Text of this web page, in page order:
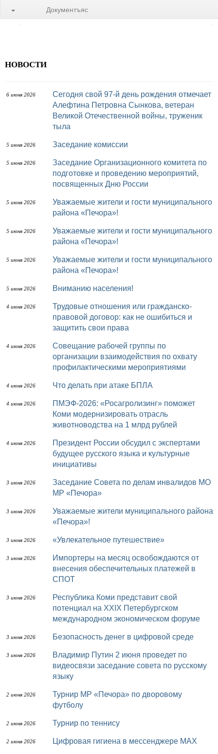
Документъяс
НОВОСТИ
6 июня 2026
Сегодня свой 97-й день рождения отмечает
Алефтина Петровна Сынкова, ветеран
Великой Отечественной войны, труженик
тыла
5 июня 2026 Заседание комиссии
5 июня 2026
Заседание Организационного комитета по
подготовке и проведению мероприятий,
посвященных Дню России
5 июня 2026
Уважаемые жители и гости муниципального
района «Печора»!
5 июня 2026
Уважаемые жители и гости муниципального
района «Печора»!
5 июня 2026
Уважаемые жители и гости муниципального
района «Печора»!
5 июня 2026 Вниманию населения!
4 июня 2026
Трудовые отношения или гражданско-
правовой договор: как не ошибиться и
защитить свои права
4 июня 2026
Совещание рабочей группы по
организации взаимодействия по охвату
профилактическими мероприятиями
4 июня 2026 Что делать при атаке БПЛА
4 июня 2026
ПМЭФ-2026: «Росагролизинг» поможет
Коми модернизировать отрасль
животноводства на 1 млрд рублей
4 июня 2026
Президент России обсудил с экспертами
будущее русского языка и культурные
инициативы
3 июня 2026
Заседание Совета по делам инвалидов МО
МР «Печора»
3 июня 2026
Уважаемые жители муниципального района
«Печора»!
3 июня 2026 «Увлекательное путешествие»
3 июня 2026
Импортеры на месяц освобождаются от
внесения обеспечительных платежей в
СПОТ
3 июня 2026
Республика Коми представит свой
потенциал на XXIX Петербургском
международном экономическом форуме
3 июня 2026 Безопасность денег в цифровой среде
3 июня 2026
Владимир Путин 2 июня проведет по
видеосвязи заседание совета по русскому
языку
2 июня 2026
Турнир МР «Печора» по дворовому
футболу
2 июня 2026 Турнир по теннису
2 июня 2026 Цифровая гигиена в мессенджере MAX